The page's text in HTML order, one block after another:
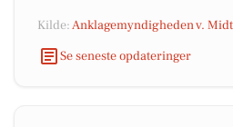
Kilde:Anklagemyndigheden v.
Se seneste opdateringer